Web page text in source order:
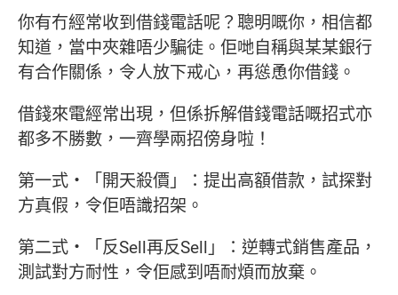
你有冇經常收到借錢電話呢？聰明嘅你，相信都
知道，當中夾雜唔少騙徒。佢哋自稱與某某銀行
有合作關係，令人放下戒心，再慫恿你借錢。
借錢來電經常出現，但係拆解借錢電話嘅招式亦
都多不勝數，一齊學兩招傍身啦！
第一式・「開天殺價」：提出高額借款，試探對
方真假，令佢唔識招架。
第二式・「反Sell再反Sell」：逆轉式銷售產品，
測試對方耐性，令佢感到唔耐煩而放棄。